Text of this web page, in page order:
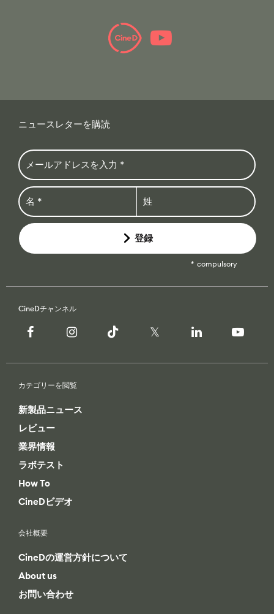
ニュースレターを購読
登録
compulsory
CineDチャンネル
カテゴリーを閲覧
新製品ニュース
レビュー
業界情報
ラボテスト
How To
CineDビデオ
会社概要
CineDの運営方針について
About us
お問い合わせ